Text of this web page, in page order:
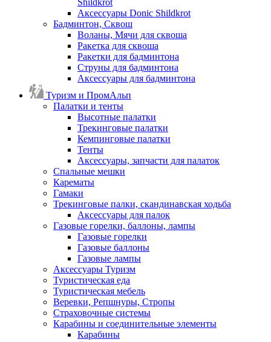
Shildkrot
Аксессуары Donic Shildkrot
Бадминтон, Сквош
Воланы, Мячи для сквоша
Ракетка для сквоша
Ракетки для бадминтона
Струны для бадминтона
Аксессуары для бадминтона
Туризм и ПромАльп
Палатки и тенты
Высотные палатки
Трекинговые палатки
Кемпинговые палатки
Тенты
Аксессуары, запчасти для палаток
Спальные мешки
Карематы
Гамаки
Трекинговые палки, скандинавская ходьба
Аксессуары для палок
Газовые горелки, баллоны, лампы
Газовые горелки
Газовые баллоны
Газовые лампы
Аксессуары Туризм
Туристическая еда
Туристическая мебель
Веревки, Репшнуры, Стропы
Страховочные системы
Карабины и соединительные элементы
Карабины